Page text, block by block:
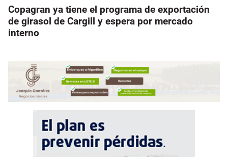
Copagran ya tiene el programa de exportación
de girasol de Cargill y espera por mercado
interno